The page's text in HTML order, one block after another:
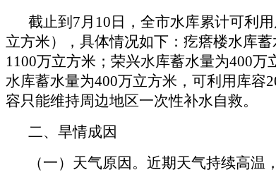
截止到7月10日，全市水库累计可利
立方米），具体情况如下：疙瘩楼水库
1100万立方米；荣兴水库蓄水量为400
水库蓄水量为400万立方米，可利用库容
容只能维持周边地区一次性补水自救。
二、旱情成因
（一）天气原因。近期天气持续高温